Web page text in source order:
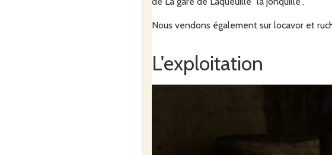
Nous vendons également sur locavor et
L'exploitation